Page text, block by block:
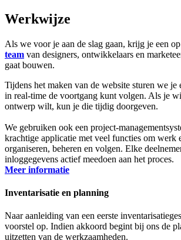
Werkwijze
Als we voor je aan de slag gaan, krijg je een
team van designers, ontwikkelaars en
gaat bouwen.
Tijdens het maken van de website sturen we je
in real-time de voortgang kunt volgen. Als je
ontwerp wilt, kun je die tijdig doorgeven.
We gebruiken ook een project-
krachtige applicatie met veel functies om werk
organiseren, beheren en volgen. Elke
inloggegevens actief meedoen aan het proces.
Meer informatie
Inventarisatie en planning
Naar aanleiding van een eerste
voorstel op. Indien akkoord begint bij ons de
uitzetten van de werkzaamheden.